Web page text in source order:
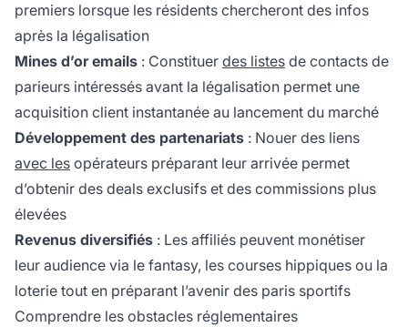
premiers lorsque les résidents chercheront des infos
après la légalisation
Mines d’or emails : Constituer des listes de contacts de
parieurs intéressés avant la légalisation permet une
acquisition client instantanée au lancement du marché
Développement des partenariats : Nouer des liens
avec les opérateurs préparant leur arrivée permet
d’obtenir des deals exclusifs et des commissions plus
élevées
Revenus diversifiés : Les affiliés peuvent monétiser
leur audience via le fantasy, les courses hippiques ou la
loterie tout en préparant l’avenir des paris sportifs
Comprendre les obstacles réglementaires